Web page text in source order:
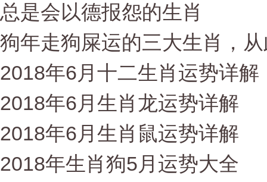
总是会以德报怨的生肖
狗年走狗屎运的三大生肖，
2018年6月十二生肖运势详解
2018年6月生肖龙运势详解
2018年6月生肖鼠运势详解
2018年生肖狗5月运势大全